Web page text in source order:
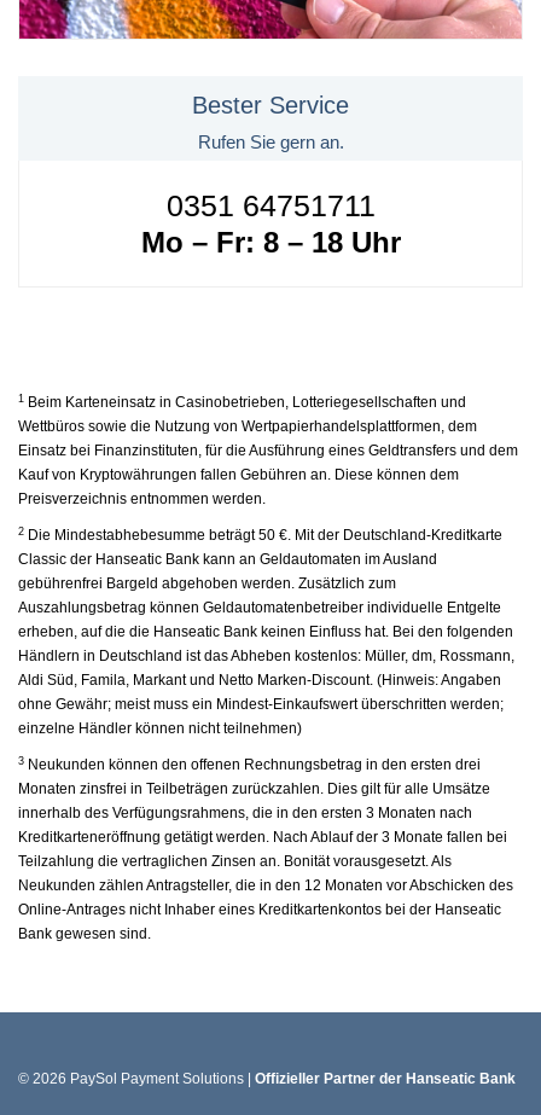
Bester Service
Rufen Sie gern an.
0351 64751711
Mo – Fr: 8 – 18 Uhr
1
Beim Karteneinsatz in Casinobetrieben, Lotteriegesellschaften und
Wettbüros sowie die Nutzung von Wertpapierhandelsplattformen, dem
Einsatz bei Finanzinstituten, für die Ausführung eines Geldtransfers und dem
Kauf von Kryptowährungen fallen Gebühren an. Diese können dem
Preisverzeichnis entnommen werden.
2 Die Mindestabhebesumme beträgt 50 €. Mit der Deutschland-Kreditkarte
Classic der Hanseatic Bank kann an Geldautomaten im Ausland
gebührenfrei Bargeld abgehoben werden. Zusätzlich zum
Auszahlungsbetrag können Geldautomatenbetreiber individuelle Entgelte
erheben, auf die die Hanseatic Bank keinen Einfluss hat. Bei den folgenden
Händlern in Deutschland ist das Abheben kostenlos: Müller, dm, Rossmann,
Aldi Süd, Famila, Markant und Netto Marken-Discount. (Hinweis: Angaben
ohne Gewähr; meist muss ein Mindest-Einkaufswert überschritten werden;
einzelne Händler können nicht teilnehmen)
3 Neukunden können den offenen Rechnungsbetrag in den ersten drei
Monaten zinsfrei in Teilbeträgen zurückzahlen. Dies gilt für alle Umsätze
innerhalb des Verfügungsrahmens, die in den ersten 3 Monaten nach
Kreditkarteneröffnung getätigt werden. Nach Ablauf der 3 Monate fallen bei
Teilzahlung die vertraglichen Zinsen an. Bonität vorausgesetzt. Als
Neukunden zählen Antragsteller, die in den 12 Monaten vor Abschicken des
Online-Antrages nicht Inhaber eines Kreditkartenkontos bei der Hanseatic
Bank gewesen sind.
© 2026 PaySol Payment Solutions | Offizieller Partner der Hanseatic Bank